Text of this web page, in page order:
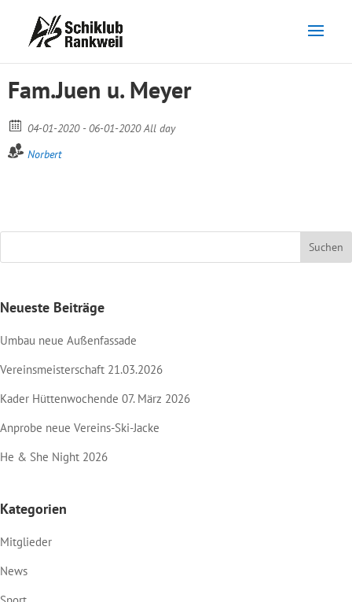
Fam.Juen u. Meyer
04-01-2020 - 06-01-2020 All day
Norbert
Neueste Beiträge
Umbau neue Außenfassade
Vereinsmeisterschaft 21.03.2026
Kader Hüttenwochende 07. März 2026
Anprobe neue Vereins-Ski-Jacke
He & She Night 2026
Kategorien
Mitglieder
News